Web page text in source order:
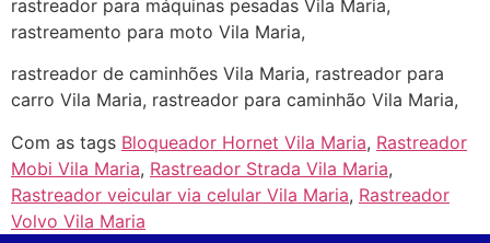
rastreador para máquinas pesadas Vila Maria,
rastreamento para moto Vila Maria,
rastreador de caminhões Vila Maria, rastreador para
carro Vila Maria, rastreador para caminhão Vila Maria,
Com as tags Bloqueador Hornet Vila Maria, Rastreador
Mobi Vila Maria, Rastreador Strada Vila Maria,
Rastreador veicular via celular Vila Maria, Rastreador
Volvo Vila Maria